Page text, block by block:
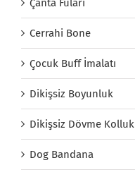
Çanta Fuları
Cerrahi Bone
Çocuk Buff İmalatı
Dikişsiz Boyunluk
Dikişsiz Dövme Kolluk
Dog Bandana